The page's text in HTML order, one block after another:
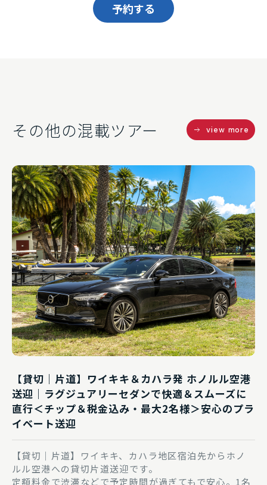
予約する
その他の混載ツアー view more
【貸切｜片道】ワイキキ＆カハラ発 ホノルル空港
送迎｜ラグジュアリーセダンで快適＆スムーズに
直行＜チップ＆税金込み・最大2名様＞安心のプラ
イベート送迎
【貸切｜片道】ワイキキ、カハラ地区宿泊先からホノ
ルル空港への貸切片道送迎です。
定額料金で渋滞などで予定時間が過ぎてもで安心。1名